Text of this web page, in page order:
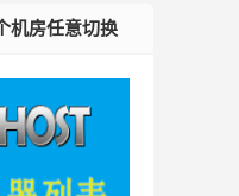
机房任意切换